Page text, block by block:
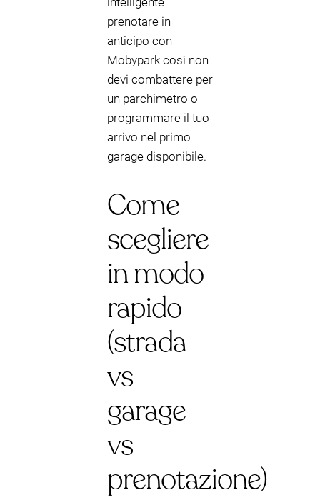
prenotare in
anticipo con
Mobypark così non
devi combattere per
un parchimetro o
programmare il tuo
arrivo nel primo
garage disponibile.
Come
scegliere
in modo
rapido
(strada
vs
garage
vs
prenotazione)